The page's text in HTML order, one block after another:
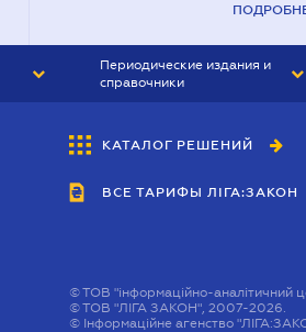
Периодические издания и
справочники
БУХГАЛТЕР&ЗАКОН
ВЕСТНИК МСФО
КАТАЛОГ РЕШЕНИЙ
ВСЕ ТАРИФЫ ЛІГА:ЗАКОН
©ТОВ "інформаційно-аналітичний
©ТОВ "ЛІГА ЗАКОН", 2007-2026.
© Інформаційне агенство